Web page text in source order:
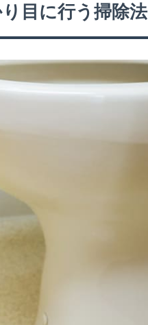
目に行う掃除法